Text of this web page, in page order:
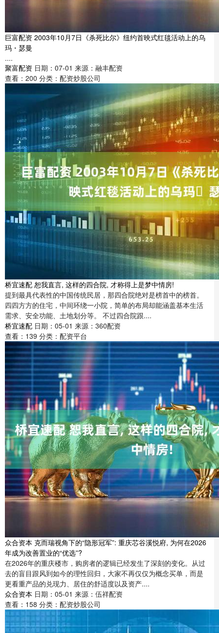
巨富配资 2003年10月7日《杀死比尔》纽约首映式红毯活动上的乌
玛・瑟曼
....
聚富配资 日期：07-01 来源：融丰配资
查看： 200 分类： 配资炒股公司
桥宜速配 恕我直言, 这样的四合院, 才称得上是梦中情房!
提到最具代表性的中国传统民居，那四合院绝对是榜首中的榜首。
四四方方的住宅，中间环绕一小院，简单的布局却能涵盖基本生活
需求、安全功能、土地划分等。 不过四合院跟....
桥宜速配 日期：05-01 来源：360配资
查看： 139 分类： 配资平台
众合资本 克而瑞视角下的“隐形冠军”: 重庆芯谷溪悦府, 为何在2026
年成为改善置业的“优选”?
在2026年的重庆楼市，购房者的逻辑已经发生了深刻的变化。从过
去的盲目跟风到如今的理性回归，大家不再仅仅为概念买单，而是
更看重产品的兑现力、居住的舒适度以及资产....
众合资本 日期：05-01 来源：伍祥配资
查看： 158 分类： 配资炒股公司